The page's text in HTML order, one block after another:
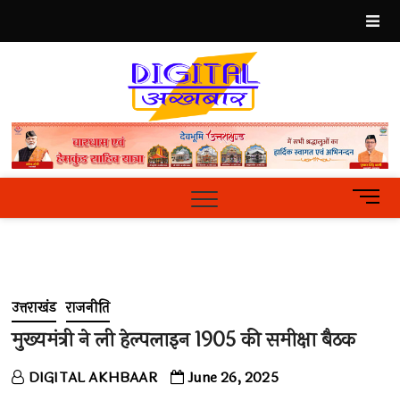
content
Hindi
News
PortalM
e
उत्तराखंड राजनीति
मुख्यमंत्री ने ली हेल्पलाइन 1905 की समीक्षा बैठक
DIGITAL AKHBAAR June 26, 2025